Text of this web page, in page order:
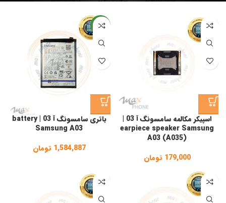
اسپیکر مکالمه سامسونگ آ 03 |
earpiece speaker Samsung
A03 (A035)
179,000 تومان
جدید
باتری سامسونگ آ 03 | battery
Samsung A03
1,584,887 تومان